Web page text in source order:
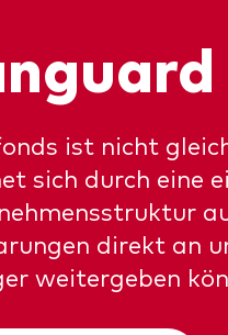
ist nicht
sich durch eine
direkt an
weitergeben